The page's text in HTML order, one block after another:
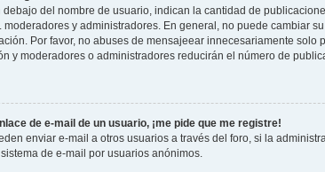
debajo del nombre de usuario, indican la cantidad de
moderadores y administradores. En general, no puede cambiar
Por favor, no abuses de mensajeear innecesariamente solo
y moderadores o administradores reducirán el número de
de e-mail de un usuario, ¡me pide que me registre!
enviar e-mail a otros usuarios a través del foro, si la
de e-mail por usuarios anónimos.